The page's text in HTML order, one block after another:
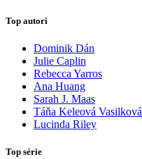
Top autori
Dominik Dán
Julie Caplin
Rebecca Yarros
Ana Huang
Sarah J. Maas
Táňa Keleová Vasilková
Lucinda Riley
Top série